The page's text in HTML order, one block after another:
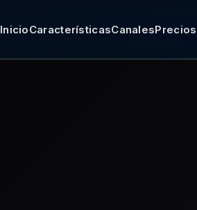
InicioCaracterísticasCanalesPrecios